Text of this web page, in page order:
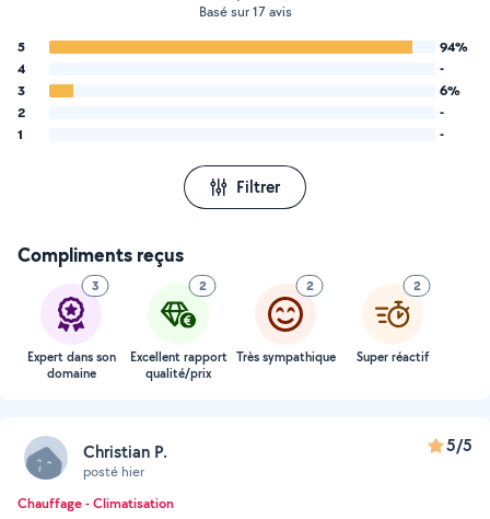
Basé sur 17 avis
5
94%
4
-
3
6%
2
-
1
-
Filtrer
Compliments reçus
3
Expert dans son
domaine
2
Excellent rapport
qualité/prix
2
Très sympathique
2
Super réactif
Christian P.
posté hier
5/5
Chauffage - Climatisation